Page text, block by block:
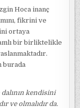
Hoca inanç
fikrini ve
ortaya
bir birliktelikle
burada
kendisini
ve olmalıdır da.